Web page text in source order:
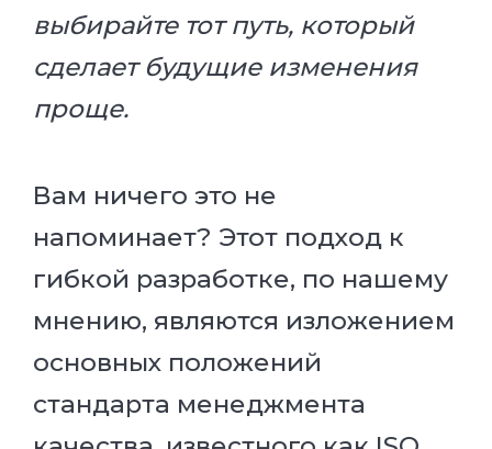
выбирайте тот путь, который
сделает будущие изменения
проще.
Вам ничего это не
напоминает? Этот подход к
гибкой разработке, по нашему
мнению, являются изложением
основных положений
стандарта менеджмента